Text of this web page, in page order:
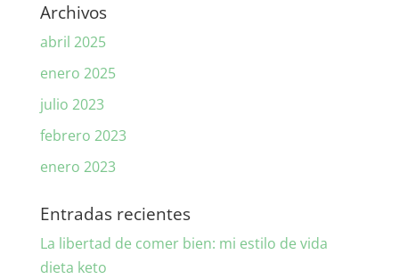
Archivos
abril 2025
enero 2025
julio 2023
febrero 2023
enero 2023
Entradas recientes
La libertad de comer bien: mi estilo de vida
dieta keto